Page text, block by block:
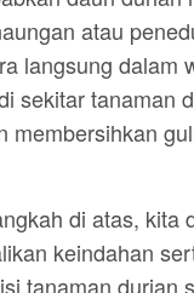
atau
langsung dalam
sekitar tanaman
membersihkan
di atas, kita
keindahan
tanaman durian